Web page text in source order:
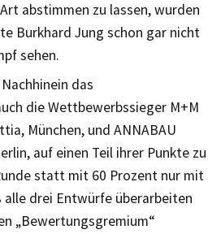
abstimmen zu lassen, wurden
Burkhard Jung schon gar nicht
sehen.
das
die Wettbewerbssieger M+M
München, und ANNABAU
auf einen Teil ihrer Punkte zu
statt mit 60 Prozent nur mit
drei Entwürfe überarbeiten
„Bewertungsgremium“